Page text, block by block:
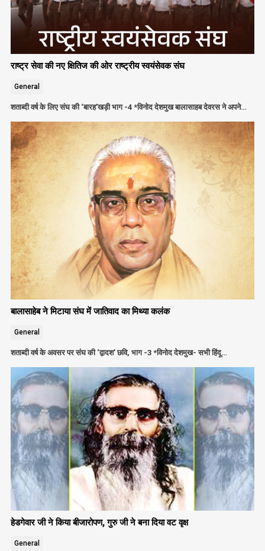
राष्ट्र सेवा की नए क्षितिज की ओर राष्ट्रीय स्वयंसेवक संघ
General
शताब्दी वर्ष के लिए संघ की ‘बारह’खड़ी भाग -4 *विनोद देशमुख बालासाहब देवरस ने अपने…
बालासाहेब ने मिटाया संघ में जातिवाद का मिथ्या कलंक
General
शताब्दी वर्ष के अवसर पर संघ की ‘द्वादश’ छवि, भाग -3 *विनोद देशमुख- सभी हिंदू…
हेडगेवार जी ने किया बीजारोपण, गुरु जी ने बना दिया वट वृक्ष
General